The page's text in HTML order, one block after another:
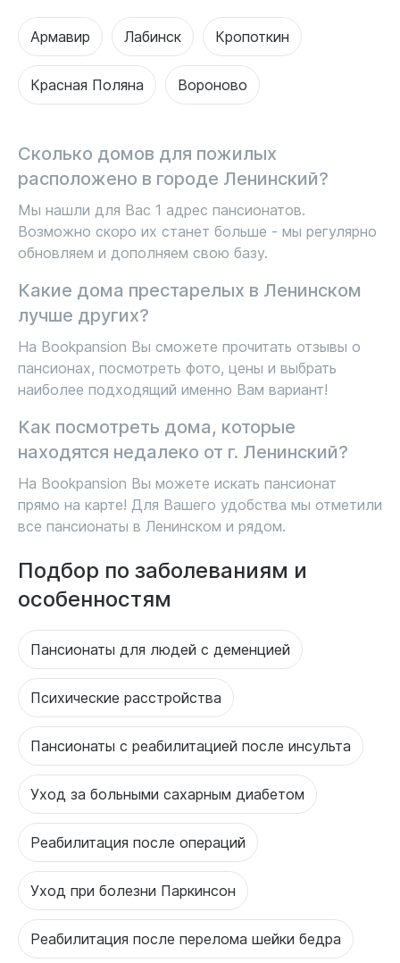
Армавир Лабинск Кропоткин
Красная Поляна Вороново
Сколько домов для пожилых
расположено в городе Ленинский?
Мы нашли для Вас 1 адрес пансионатов.
Возможно скоро их станет больше - мы регулярно
обновляем и дополняем свою базу.
Какие дома престарелых в Ленинском
лучше других?
На Bookpansion Вы сможете прочитать отзывы о
пансионах, посмотреть фото, цены и выбрать
наиболее подходящий именно Вам вариант!
Как посмотреть дома, которые
находятся недалеко от г. Ленинский?
На Bookpansion Вы можете искать пансионат
прямо на карте! Для Вашего удобства мы отметили
все пансионаты в Ленинском и рядом.
Подбор по заболеваниям и
особенностям
Пансионаты для людей с деменцией
Психические расстройства
Пансионаты с реабилитацией после инсульта
Уход за больными сахарным диабетом
Реабилитация после операций
Уход при болезни Паркинсон
Реабилитация после перелома шейки бедра